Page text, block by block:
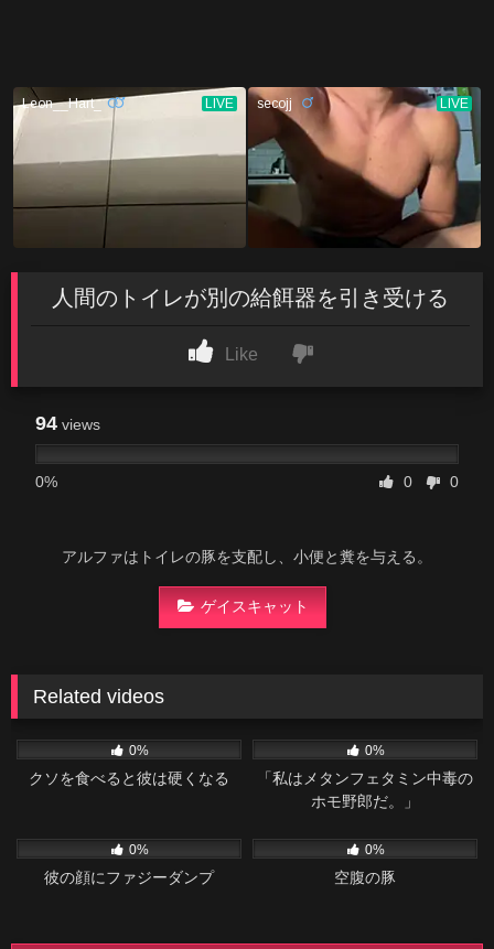
人間のトイレが別の給餌器を引き受ける
Like
94 views
0% 0 0
アルファはトイレの豚を支配し、小便と糞を与える。
ゲイスキャット
Related videos
0%
クソを食べると彼は硬くなる
0%
「私はメタンフェタミン中毒の
ホモ野郎だ。」
0%
彼の顔にファジーダンプ
0%
空腹の豚